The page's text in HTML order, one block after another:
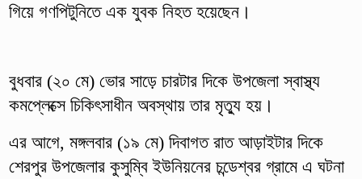
গিয়ে গণপিটুনিতে এক যুবক নিহত হয়েছেন।
বুধবার (২০ মে) ভোর সাড়ে চারটার দিকে উপজেলা স্বাস্থ্য
কমপ্লেক্সে চিকিৎসাধীন অবস্থায় তার মৃত্যু হয়।
এর আগে, মঙ্গলবার (১৯ মে) দিবাগত রাত আড়াইটার দিকে
শেরপুর উপজেলার কুসুম্বি ইউনিয়নের চন্ডেশ্বর গ্রামে এ ঘটনা